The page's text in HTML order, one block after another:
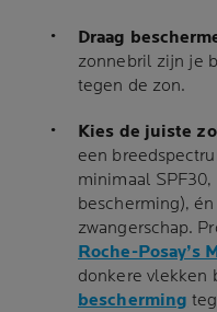
Draag
zonnebril zijn je
tegen de zon.
Kies de juiste
een
minimaal
bescherming),
zwangerschap.
Roche-Posay’s
donkere vlekken
bescherming